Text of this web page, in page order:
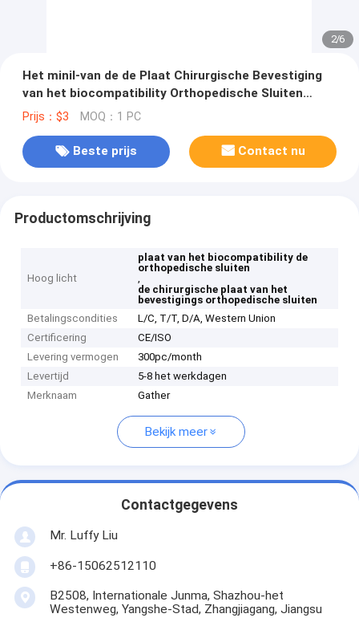
2/6
Het minil-van de de Plaat Chirurgische Bevestiging
van het biocompatibility Orthopedische Sluiten
Medische Instrument
Prijs：$3 MOQ：1 PC
Beste prijs Contact nu
Productomschrijving
Hoog licht
plaat van het biocompatibility de
orthopedische sluiten
,
de chirurgische plaat van het
bevestigings orthopedische sluiten
Betalingscondities
L/C, T/T, D/A, Western Union
Certificering
CE/ISO
Levering vermogen
300pc/month
Levertijd
5-8 het werkdagen
Merknaam
Gather
Bekijk meer
Contactgegevens
Mr. Luffy Liu
+86-15062512110
B2508, Internationale Junma, Shazhou-het
Westenweg, Yangshe-Stad, Zhangjiagang, Jiangsu